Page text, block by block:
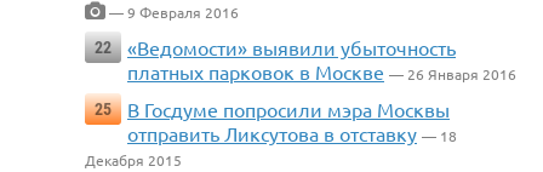
— 9 Февраля 2016
22
«Ведомости» выявили убыточность
платных парковок в Москве — 26 Января 2016
25
В Госдуме попросили мэра Москвы
отправить Ликсутова в отставку — 18
Декабря 2015